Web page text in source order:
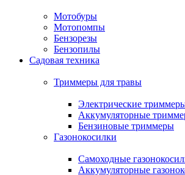
Мотобуры
Мотопомпы
Бензорезы
Бензопилы
Садовая техника
Триммеры для травы
Электрические
Аккумуляторные
Бензиновые триммеры
Газонокосилки
Самоходные
Аккумуляторные